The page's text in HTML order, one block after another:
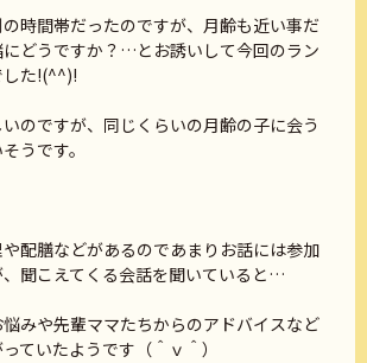
時間帯だったのですが、月齢も近い事だ
にどうですか？…とお誘いして今回のラン
した!(^^)!
のですが、同じくらいの月齢の子に会う
うです。
配膳などがあるのであまりお話には参加
聞こえてくる会話を聞いていると…
みや先輩ママたちからのアドバイスなど
ていたようです（＾ｖ＾）